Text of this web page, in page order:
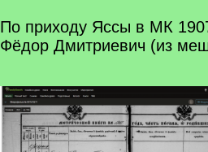
q
По приходу Яссы в МК
Фёдор Дмитриевич (из